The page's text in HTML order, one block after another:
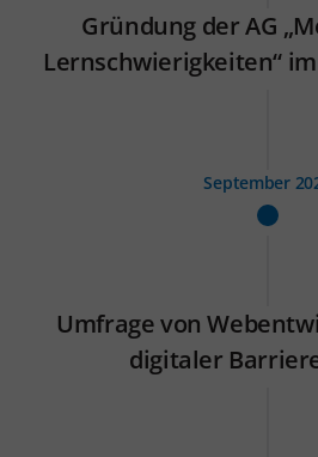
Gründung der AG
Lernschwierigkeiten“ im
September
Umfrage von
digitaler